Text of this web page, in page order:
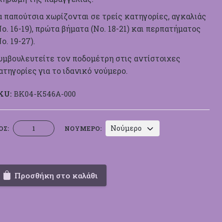
παπούτσια χωρίζονται σε τρείς κατηγορίες, αγκαλιάς
16-19), πρώτα βήματα (Νο. 18-21) και περπατήματος
19-27).
τον ποδομέτρη στις αντίστοιχες
για το ιδανικό νούμερο.
BK04-Κ546Α-000
Σανδάλι
Περπατήματος
Κ546Α
ποσότητα
ΝΟΎΜΕΡΟ: Νούμερο
Προσθήκη στο καλάθι